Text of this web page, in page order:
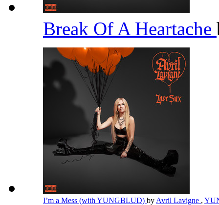
Break Of A Heartache
I’m a Mess (with YUNGBLUD) by Avril Lavigne ,